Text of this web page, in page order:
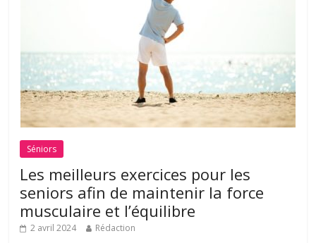
Séniors
Les meilleurs exercices pour les
seniors afin de maintenir la force
musculaire et l’équilibre
2 avril 2024 Rédaction